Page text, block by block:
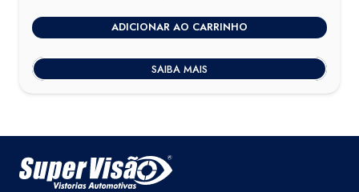
ADICIONAR AO CARRINHO
SAIBA MAIS